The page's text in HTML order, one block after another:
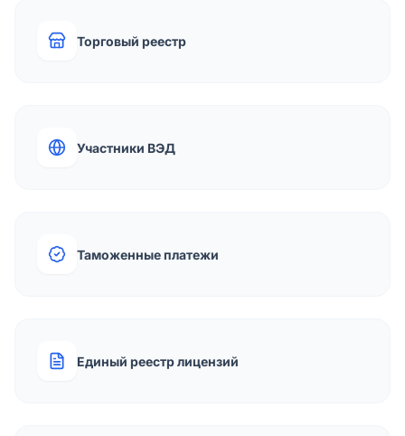
Торговый реестр
Участники ВЭД
Таможенные платежи
Единый реестр лицензий